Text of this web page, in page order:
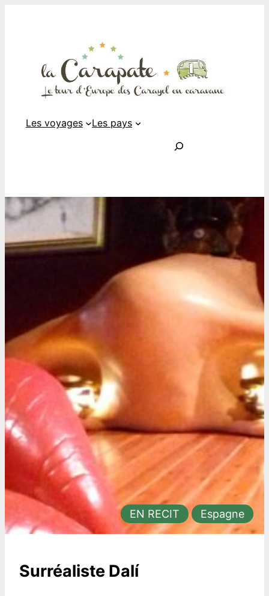
Les voyages Les pays
EN RECIT Espagne
Surréaliste Dalí